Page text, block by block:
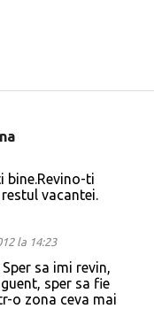
bine.Revino-ti
vacantei.
la 14:23
sa imi revin,
sper sa fie
o zona ceva mai